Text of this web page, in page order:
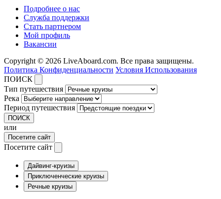
Подробнее о нас
Служба поддержки
Стать партнером
Мой профиль
Вакансии
Copyright © 2026 LiveAboard.com. Все права защищены.
Политика Конфиденциальности Условия Использования
ПОИСК
Тип путешествия
Река
Период путешествия
ПОИСК
или
Посетите сайт
Посетите сайт
Дайвинг-круизы
Приключенческие круизы
Речные круизы